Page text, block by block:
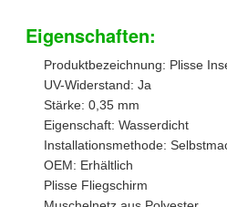
Eigenschaften:
Produktbezeichnung: Plisse
UV-Widerstand: Ja
Stärke: 0,35 mm
Eigenschaft: Wasserdicht
Installationsmethode:
OEM: Erhältlich
Plisse Fliegschirm